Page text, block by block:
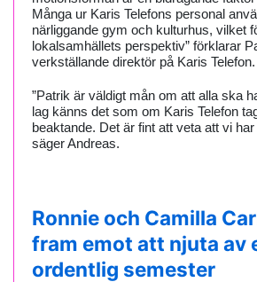
Många ur Karis Telefons personal
närliggande gym och kulturhus, vilket
lokalsamhällets perspektiv” förklarar
verkställande direktör på Karis Telefon.
”Patrik är väldigt mån om att alla ska
lag känns det som om Karis Telefon
beaktande. Det är fint att veta att vi
säger Andreas.
Ronnie och Camilla
fram emot att njuta av
ordentlig semester